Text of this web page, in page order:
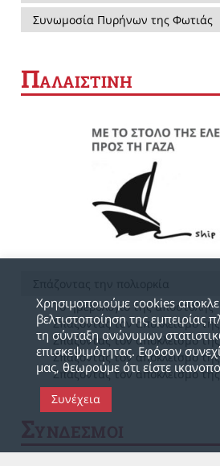
Συνωμοσία Πυρήνων της Φωτιάς
ΠΑΛΑΙΣΤΙΝΗ
Το ημερολόγιο της αποστολής
Σπάζοντας τον αποκλεισμό
Σπάζοντας τον αποκλεισμό
Σπάζοντας τον αποκλεισμό
Σπάζοντας τον αποκλεισμό
Χρησιμοποιούμε cookies
βελτιστοποίηση της εμπειρίας
τη σύνταξη ανώνυμων
επισκεψιμότητας. Εφόσον
μας, θεωρούμε ότι είστε
Συνέχεια